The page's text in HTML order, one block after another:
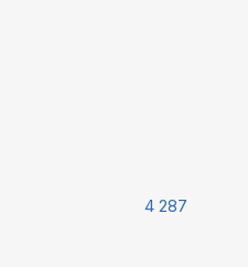
4 287